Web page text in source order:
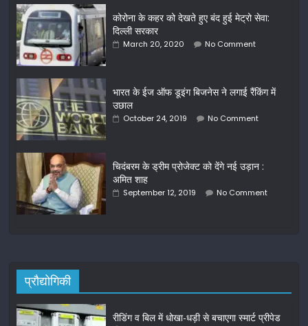
कोरोना के कहर को देखते हुए बंद हुई मेट्रो सेवा:
दिल्ली सरकार
March 20, 2020 No Comment
भारत के ईज ऑफ डूइंग बिजनेस ने लगाई रैंकिंग में
उछाल
October 24, 2019 No Comment
चिदंबरम के ड्रीम प्रोजेक्ट को देंगे नई उड़ान :
अमित शाह
September 12, 2019 No Comment
प्रौद्योगिकी
रीडिंग व बिल में धोखा-धड़ी से बचाएगा स्मार्ट प्रीपेड